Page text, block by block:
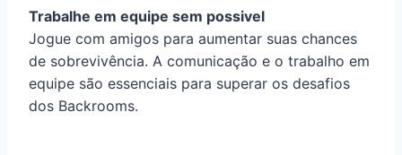
Trabalhe em equipe sem possivel
Jogue com amigos para aumentar suas chances
de sobrevivência. A comunicação e o trabalho em
equipe são essenciais para superar os desafios
dos Backrooms.